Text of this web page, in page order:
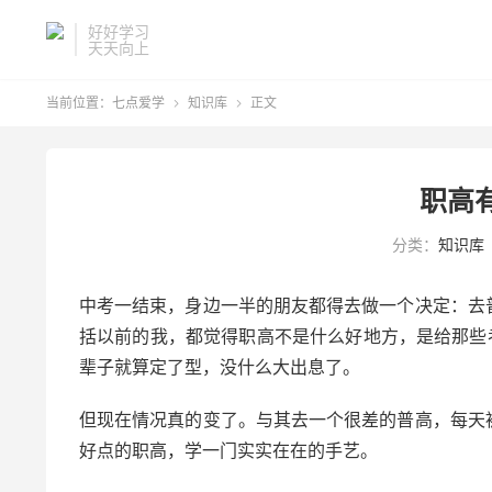
好好学习
天天向上
当前位置： 七点爱学  知识库  正文
职高
分类： 知识库
中考一结束，身边一半的朋友都得去做一个决定：
括以前的我，都觉得职高不是什么好地方，是给那
辈子就算定了型，没什么大出息了。
但现在情况真的变了。与其去一个很差的普高，每
好点的职高，学一门实实在在的手艺。